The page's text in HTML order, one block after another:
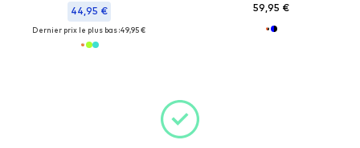
44,95 €
Dernier prix le plus bas :49,95 €
59,95 €